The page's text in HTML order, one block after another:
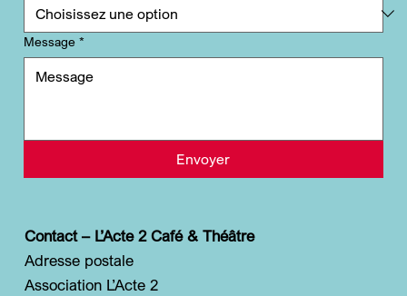
Contact – L’Acte 2 Café & Théâtre
Adresse postale
Association L’Acte 2
Message *
Envoyer